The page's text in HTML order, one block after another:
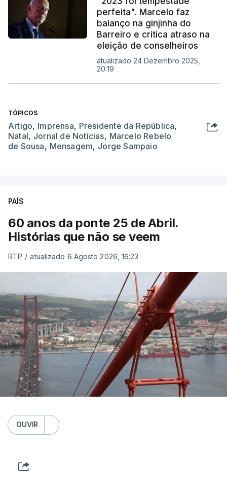
perfeita". Marcelo faz
balanço na ginjinha do
Barreiro e critica atraso na
eleição de conselheiros
atualizado 24 Dezembro 2025,
20:19
TÓPICOS
Artigo, Imprensa, Presidente da República,
Natal, Jornal de Notícias, Marcelo Rebelo
de Sousa, Mensagem, Jorge Sampaio
PAÍS
60 anos da ponte 25 de Abril.
Histórias que não se veem
RTP / atualizado 6 Agosto 2026, 16:23
OUVIR